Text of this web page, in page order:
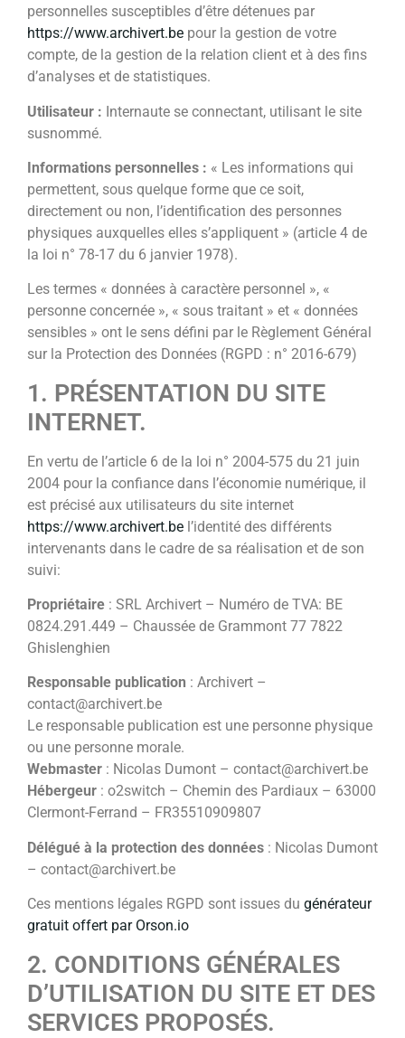
personnelles susceptibles d’être détenues par
https://www.archivert.be pour la gestion de votre
compte, de la gestion de la relation client et à des fins
d’analyses et de statistiques.
Utilisateur : Internaute se connectant, utilisant le site
susnommé.
Informations personnelles : « Les informations qui
permettent, sous quelque forme que ce soit,
directement ou non, l’identification des personnes
physiques auxquelles elles s’appliquent » (article 4 de
la loi n° 78-17 du 6 janvier 1978).
Les termes « données à caractère personnel », «
personne concernée », « sous traitant » et « données
sensibles » ont le sens défini par le Règlement Général
sur la Protection des Données (RGPD : n° 2016-679)
1. PRÉSENTATION DU SITE
INTERNET.
En vertu de l’article 6 de la loi n° 2004-575 du 21 juin
2004 pour la confiance dans l’économie numérique, il
est précisé aux utilisateurs du site internet
https://www.archivert.be l’identité des différents
intervenants dans le cadre de sa réalisation et de son
suivi:
Propriétaire : SRL Archivert – Numéro de TVA: BE
0824.291.449 – Chaussée de Grammont 77 7822
Ghislenghien
Responsable publication : Archivert –
contact@archivert.be
Le responsable publication est une personne physique
ou une personne morale.
Webmaster : Nicolas Dumont – contact@archivert.be
Hébergeur : o2switch – Chemin des Pardiaux – 63000
Clermont-Ferrand – FR35510909807
Délégué à la protection des données : Nicolas Dumont
– contact@archivert.be
Ces mentions légales RGPD sont issues du générateur
gratuit offert par Orson.io
2. CONDITIONS GÉNÉRALES
D’UTILISATION DU SITE ET DES
SERVICES PROPOSÉS.